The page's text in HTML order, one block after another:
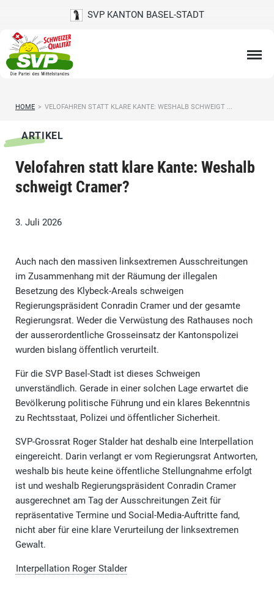
SVP KANTON BASEL-STADT
HOME > VELOFAHREN STATT KLARE KANTE: WESHALB SCHWEIGT ...
ARTIKEL
Velofahren statt klare Kante: Weshalb
schweigt Cramer?
3. Juli 2026
Auch nach den massiven linksextremen Ausschreitungen
im Zusammenhang mit der Räumung der illegalen
Besetzung des Klybeck-Areals schweigen
Regierungspräsident Conradin Cramer und der gesamte
Regierungsrat. Weder die Verwüstung des Rathauses noch
der ausserordentliche Grosseinsatz der Kantonspolizei
wurden bislang öffentlich verurteilt.
Für die SVP Basel-Stadt ist dieses Schweigen
unverständlich. Gerade in einer solchen Lage erwartet die
Bevölkerung politische Führung und ein klares Bekenntnis
zu Rechtsstaat, Polizei und öffentlicher Sicherheit.
SVP-Grossrat Roger Stalder hat deshalb eine Interpellation
eingereicht. Darin verlangt er vom Regierungsrat Antworten,
weshalb bis heute keine öffentliche Stellungnahme erfolgt
ist und weshalb Regierungspräsident Conradin Cramer
ausgerechnet am Tag der Ausschreitungen Zeit für
repräsentative Termine und Social-Media-Auftritte fand,
nicht aber für eine klare Verurteilung der linksextremen
Gewalt.
Interpellation Roger Stalder